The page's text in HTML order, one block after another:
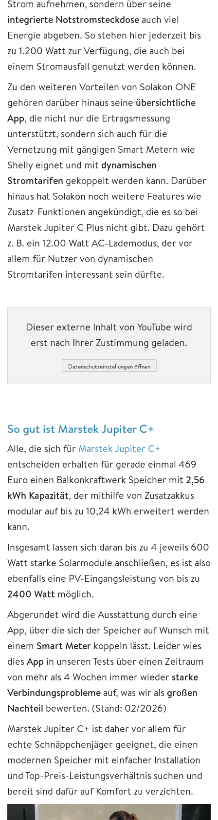
Strom aufnehmen, sondern über seine
integrierte Notstromsteckdose auch viel
Energie abgeben. So stehen hier jederzeit bis
zu 1.200 Watt zur Verfügung, die auch bei
einem Stromausfall genutzt werden können.
Zu den weiteren Vorteilen von Solakon ONE
gehören darüber hinaus seine übersichtliche
App, die nicht nur die Ertragsmessung
unterstützt, sondern sich auch für die
Vernetzung mit gängigen Smart Metern wie
Shelly eignet und mit dynamischen
Stromtarifen gekoppelt werden kann. Darüber
hinaus hat Solakon noch weitere Features wie
Zusatz-Funktionen angekündigt, die es so bei
Marstek Jupiter C Plus nicht gibt. Dazu gehört
z. B. ein 12.00 Watt AC-Lademodus, der vor
allem für Nutzer von dynamischen
Stromtarifen interessant sein dürfte.
Dieser externe Inhalt von YouTube wird
erst nach Ihrer Zustimmung geladen.
Datenschutzeinstellungen öffnen
So gut ist Marstek Jupiter C+
Alle, die sich für Marstek Jupiter C+
entscheiden erhalten für gerade einmal 469
Euro einen Balkonkraftwerk Speicher mit 2,56
kWh Kapazität, der mithilfe von Zusatzakkus
modular auf bis zu 10,24 kWh erweitert werden
kann.
Insgesamt lassen sich daran bis zu 4 jeweils 600
Watt starke Solarmodule anschließen, es ist also
ebenfalls eine PV-Eingangsleistung von bis zu
2400 Watt möglich.
Abgerundet wird die Ausstattung durch eine
App, über die sich der Speicher auf Wunsch mit
einem Smart Meter koppeln lässt. Leider wies
diesApp in unseren Tests über einen Zeitraum
von mehr als 4 Wochen immer wieder starke
Verbindungsprobleme auf, was wir als großen
Nachteil bewerten. (Stand: 02/2026)
Marstek Jupiter C+ ist daher vor allem für
echte Schnäppchenjäger geeignet, die einen
modernen Speicher mit einfacher Installation
und Top-Preis-Leistungsverhältnis suchen und
bereit sind dafür auf Komfort zu verzichten.